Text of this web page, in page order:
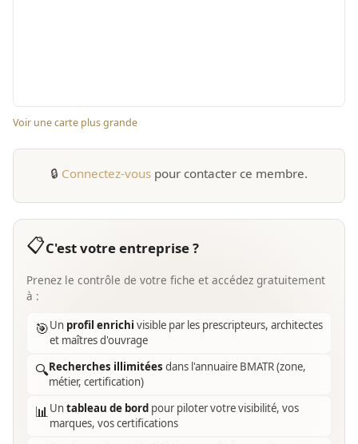
Voir une carte plus grande
🔒 Connectez-vous pour contacter ce membre.
📋C'est votre entreprise ?
Prenez le contrôle de votre fiche et accédez gratuitement
à :
🎯Un profil enrichi visible par les prescripteurs, architectes
et maîtres d'ouvrage
🔍Recherches illimitées dans l'annuaire BMATR (zone,
métier, certification)
📊Untableau de bord pour piloter votre visibilité, vos
marques, vos certifications